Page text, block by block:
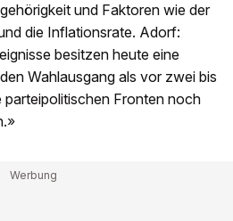
und Faktoren wie der
die Inflationsrate. Adorf:
besitzen heute eine
Wahlausgang als vor zwei bis
parteipolitischen Fronten noch